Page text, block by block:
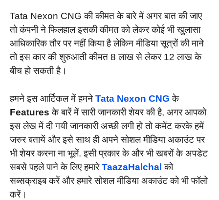
Tata Nexon CNG की कीमत के बारे में अगर बात की जाए
तो कंपनी ने फिलहाल इसकी कीमत को लेकर कोई भी खुलासा
आधिकारिक तौर पर नहीं किया है लेकिन मीडिया सूत्रों की माने
तो इस कार की शुरुआती कीमत 8 लाख से लेकर 12 लाख के
बीच हो सकती है।
हमने इस आर्टिकल में हमने Tata Nexon CNG के
Features के बारें में सारी जानकारी शेयर की है, अगर आपको
इस लेख में दी गयी जानकारी अच्छी लगी हो तो कमेंट करके हमें
जरुर बतायें और इसे साथ ही अपने सोशल मीडिया अकाउंट पर
भी शेयर करना ना भूलें. इसी प्रकार के और भी खबरों के अपडेट
सबसे पहले पाने के लिए हमारेTaazaHalchal को
सब्सक्राइब करें और हमारे सोशल मीडिया अकाउंट को भी फॉलो
करें।